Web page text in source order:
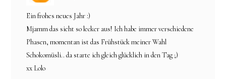
Ein frohes neues Jahr :)
Mjamm das sieht so lecker aus! Ich habe immer verschiedene
Phasen, momentan ist das Frühstück meiner Wahl
Schokomüsli.. da starte ich gleich glücklich in den Tag ;)
xx Lolo